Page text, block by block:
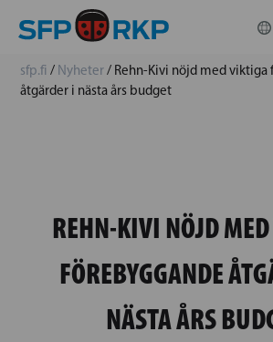
sfp.fi / Nyheter/ Rehn-Kivi nöjd med viktiga
åtgärder i nästa års budget
REHN-KIVI NÖJD
FÖREBYGGANDE
NÄSTA ÅRS